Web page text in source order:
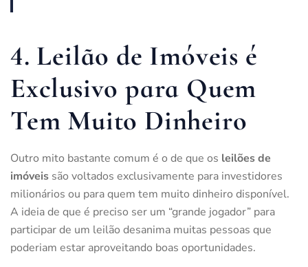
4. Leilão de Imóveis é
Exclusivo para Quem
Tem Muito Dinheiro
Outro mito bastante comum é o de que os leilões de
imóveis são voltados exclusivamente para investidores
milionários ou para quem tem muito dinheiro disponível.
A ideia de que é preciso ser um “grande jogador” para
participar de um leilão desanima muitas pessoas que
poderiam estar aproveitando boas oportunidades.